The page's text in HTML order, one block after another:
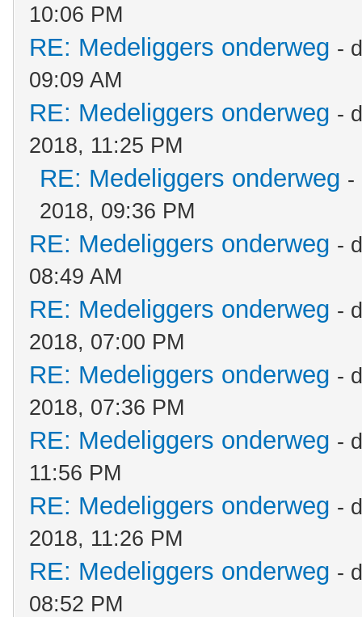
10:06 PM
RE: Medeliggers onderweg -
09:09 AM
RE: Medeliggers onderweg -
2018, 11:25 PM
RE: Medeliggers onderweg -
2018, 09:36 PM
RE: Medeliggers onderweg -
08:49 AM
RE: Medeliggers onderweg -
2018, 07:00 PM
RE: Medeliggers onderweg -
2018, 07:36 PM
RE: Medeliggers onderweg -
11:56 PM
RE: Medeliggers onderweg -
2018, 11:26 PM
RE: Medeliggers onderweg -
08:52 PM